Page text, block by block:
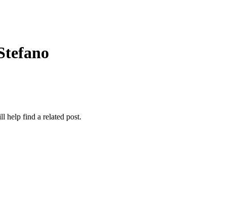
help find a related post.